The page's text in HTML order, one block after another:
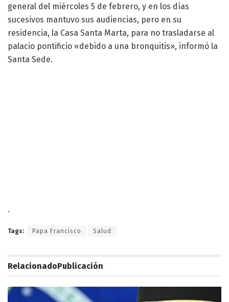
general del miércoles 5 de febrero, y en los días
sucesivos mantuvo sus audiencias, pero en su
residencia, la Casa Santa Marta, para no trasladarse al
palacio pontificio «debido a una bronquitis», informó la
Santa Sede.
.
Tags: Papa Francisco Salud
RelacionadoPublicación